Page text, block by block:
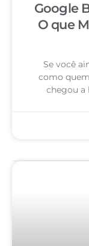
Google
O que
Se você
como
chegou a